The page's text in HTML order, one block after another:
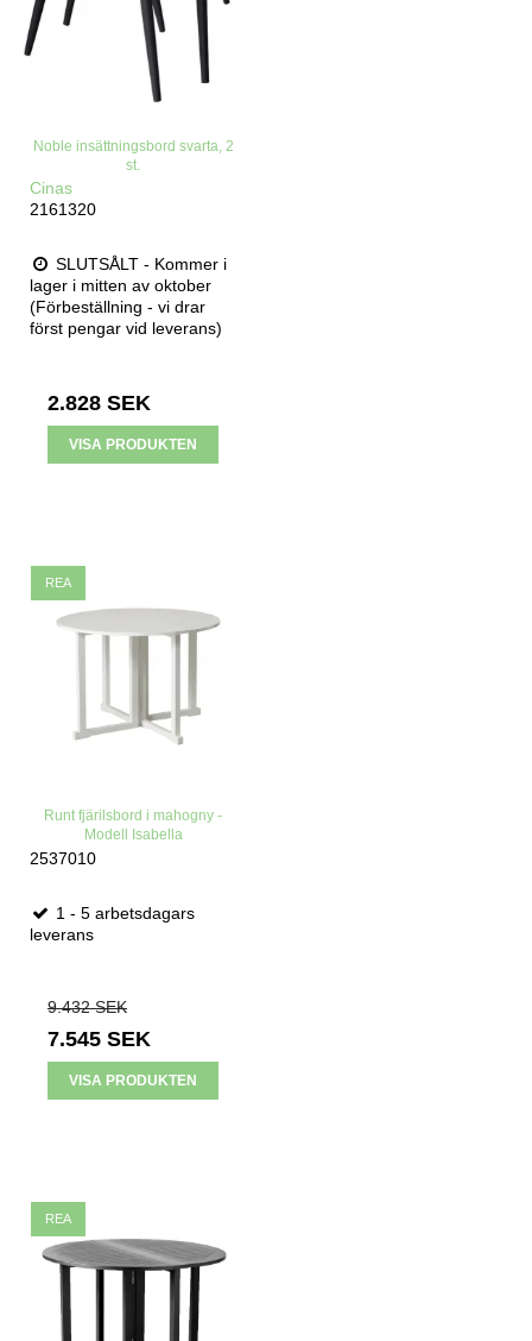
Noble insättningsbord svarta, 2
st.
Cinas
2161320
SLUTSÅLT - Kommer i
lager i mitten av oktober
(Förbeställning - vi drar
först pengar vid leverans)
2.828 SEK
VISA PRODUKTEN
REA
Runt fjärilsbord i mahogny -
Modell Isabella
2537010
1 - 5 arbetsdagars
leverans
9.432 SEK
7.545 SEK
VISA PRODUKTEN
REA